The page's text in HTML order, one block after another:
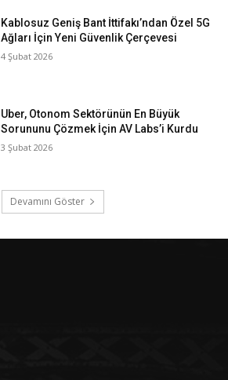
Kablosuz Geniş Bant İttifakı’ndan Özel 5G
Ağları İçin Yeni Güvenlik Çerçevesi
4 Şubat 2026
Uber, Otonom Sektörünün En Büyük
Sorununu Çözmek İçin AV Labs’i Kurdu
3 Şubat 2026
Devamını Göster